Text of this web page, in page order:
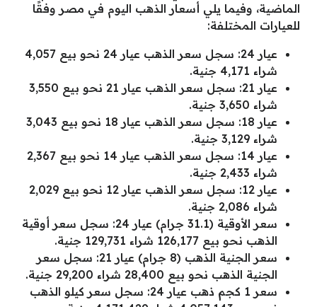
الماضية، وفيما يلي أسعار الذهب اليوم في مصر وفقًا
للعيارات المختلفة:
عيار 24: سجل سعر الذهب عيار 24 نحو بيع 4,057
شراء 4,171 جنية.
عيار 21: سجل سعر الذهب عيار 21 نحو بيع 3,550
شراء 3,650 جنية.
عيار 18: سجل سعر الذهب عيار 18 نحو بيع 3,043
شراء 3,129 جنية.
عيار 14: سجل سعر الذهب عيار 14 نحو بيع 2,367
شراء 2,433 جنية.
عيار 12: سجل سعر الذهب عيار 12 نحو بيع 2,029
شراء 2,086 جنية.
سعر الأوقية (31.1 جرام) عيار 24: سجل سعر أوقية
الذهب نحو بيع 126,177 شراء 129,731 جنية.
سعر الجنية الذهب (8 جرام) عيار 21: سجل سعر
الجنية الذهب نحو بيع 28,400 شراء 29,200 جنية.
سعر 1 كجم ذهب عيار 24: سجل سعر كيلو الذهب